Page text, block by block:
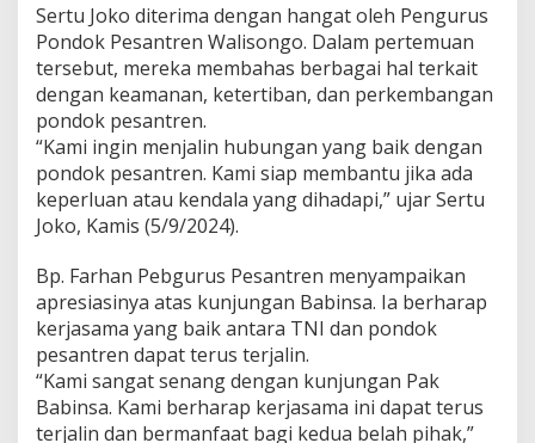
e
n
g
a
n
e
n
g
u
r
s
P
n
d
o
k
P
Sertu Joko diterima dengan hangat oleh Pengurus
Pondok Pesantren Walisongo. Dalam pertemuan
tersebut, mereka membahas berbagai hal terkait
dengan keamanan, ketertiban, dan perkembangan
pondok pesantren.
“Kami ingin menjalin hubungan yang baik dengan
pondok pesantren. Kami siap membantu jika ada
keperluan atau kendala yang dihadapi,” ujar Sertu
Joko, Kamis (5/9/2024).
Bp. Farhan Pebgurus Pesantren menyampaikan
apresiasinya atas kunjungan Babinsa. Ia berharap
kerjasama yang baik antara TNI dan pondok
pesantren dapat terus terjalin.
“Kami sangat senang dengan kunjungan Pak
Babinsa. Kami berharap kerjasama ini dapat terus
terjalin dan bermanfaat bagi kedua belah pihak,”